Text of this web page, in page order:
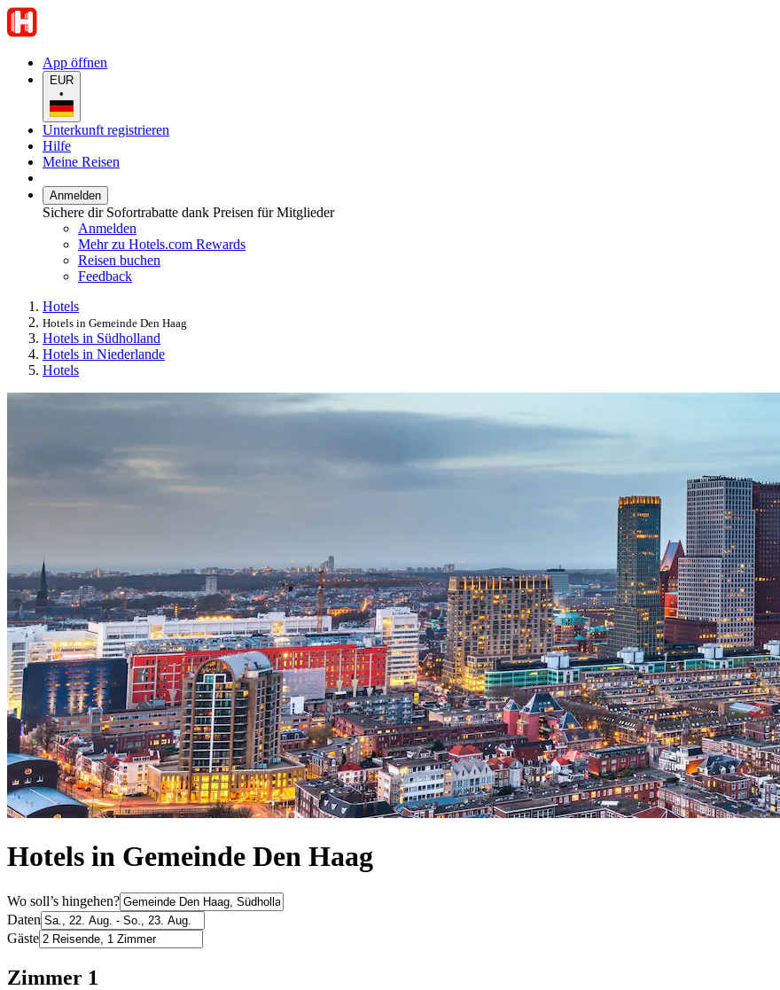
App öffnen
EUR
•
Unterkunft registrieren
Hilfe
Meine Reisen
Anmelden
Sichere dir Sofortrabatte dank Preisen für Mitglieder
Anmelden
Mehr zu Hotels.com Rewards
Reisen buchen
Feedback
Hotels
Hotels in Gemeinde Den Haag
Hotels in Südholland
Hotels in Niederlande
Hotels
Hotels in Gemeinde Den Haag
Wo soll’s hingehen?
Daten
Gäste
Zimmer 1